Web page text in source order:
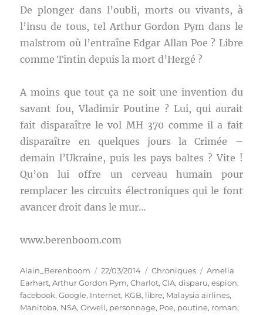
De plonger dans l’oubli, morts ou vivants, à
l’insu de tous, tel Arthur Gordon Pym dans le
malstrom où l’entraîne Edgar Allan Poe ? Libre
comme Tintin depuis la mort d’Hergé ?
A moins que tout ça ne soit une invention du
savant fou, Vladimir Poutine ? Lui, qui aurait
fait disparaître le vol MH 370 comme il a fait
disparaître en quelques jours la Crimée –
demain l’Ukraine, puis les pays baltes ? Vite !
Qu’on lui offre un cerveau humain pour
remplacer les circuits électroniques qui le font
avancer droit dans le mur…
www.berenboom.com
Auteur
Alain_Berenboom
Publié
le
22/03/2014 Catégories
Chroniques Étiquettes
Amelia
Earhart,Arthur Gordon Pym,Charlot,CIA,disparu,espion,
facebook,Google, Internet, KGB, libre, Malaysia airlines,
Manitoba, NSA,Orwell, personnage, Poe, poutine, roman,